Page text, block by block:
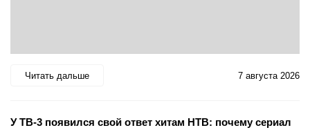
Читать дальше 7 августа 2026
У ТВ-3 появился свой ответ хитам НТВ: почему сериал